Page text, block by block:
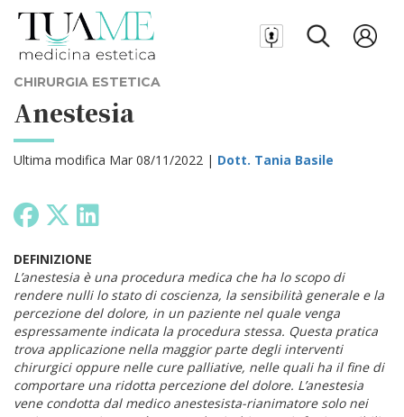
CHIRURGIA ESTETICA
Anestesia
Ultima modifica Mar 08/11/2022 | Dott. Tania Basile
DEFINIZIONE
L’anestesia è una procedura medica che ha lo scopo di
rendere nulli lo stato di coscienza, la sensibilità generale e la
percezione del dolore, in un paziente nel quale venga
espressamente indicata la procedura stessa. Questa pratica
trova applicazione nella maggior parte degli interventi
chirurgici oppure nelle cure palliative, nelle quali ha il fine di
comportare una ridotta percezione del dolore. L’anestesia
vene condotta dal medico anestesista-rianimatore solo nei